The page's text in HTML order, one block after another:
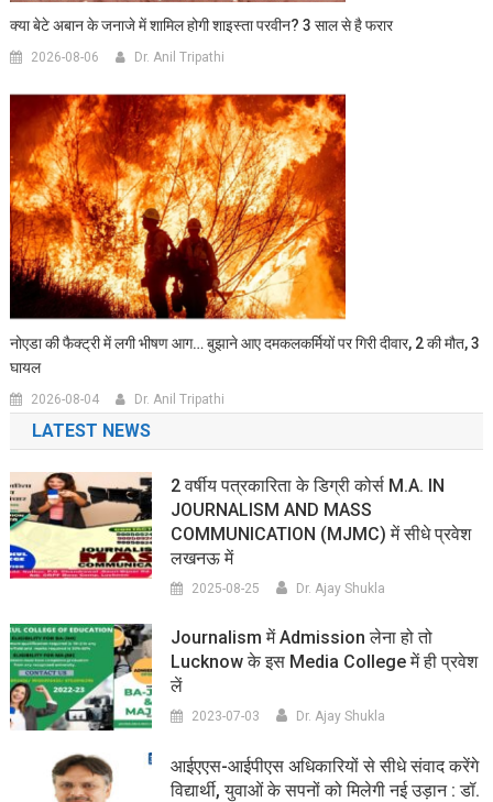
क्या बेटे अबान के जनाजे में शामिल होगी शाइस्ता परवीन? 3 साल से है फरार
2026-08-06 Dr. Anil Tripathi
नोएडा की फैक्ट्री में लगी भीषण आग… बुझाने आए दमकलकर्मियों पर गिरी दीवार, 2 की मौत, 3
घायल
2026-08-04 Dr. Anil Tripathi
LATEST NEWS
2 वर्षीय पत्रकारिता के डिग्री कोर्स M.A. IN
JOURNALISM AND MASS
COMMUNICATION (MJMC) में सीधे प्रवेश
लखनऊ में
2025-08-25 Dr. Ajay Shukla
Journalism में Admission लेना हो तो
Lucknow के इस Media College में ही प्रवेश
लें
2023-07-03 Dr. Ajay Shukla
आईएएस-आईपीएस अधिकारियों से सीधे संवाद करेंगे
विद्यार्थी, युवाओं के सपनों को मिलेगी नई उड़ान : डॉ.